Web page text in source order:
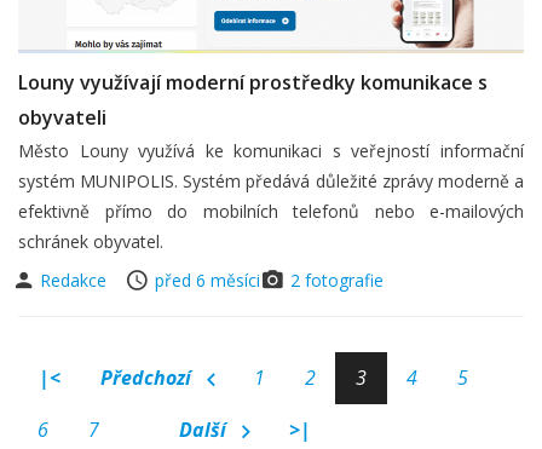
Louny využívají moderní prostředky komunikace s
obyvateli
Město Louny využívá ke komunikaci s veřejností informační
systém MUNIPOLIS. Systém předává důležité zprávy moderně a
efektivně přímo do mobilních telefonů nebo e-mailových
schránek obyvatel.
Redakce
před 6 měsíci 2 fotografie
|< Předchozí 1 2 3 4
5
6
7 Další >|